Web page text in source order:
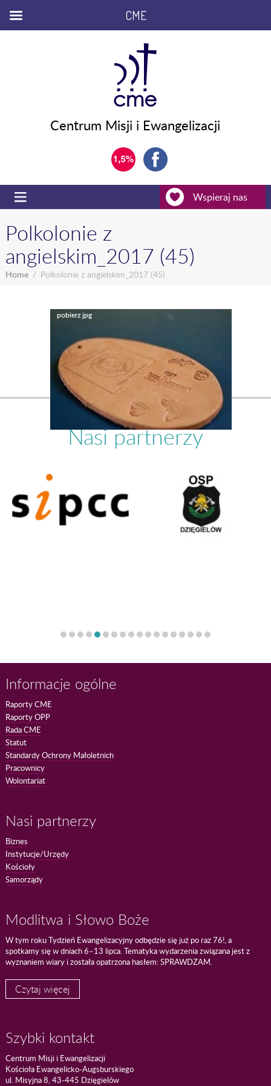
Centrum Misji i Ewangelizacji
Wspieraj nas
Polkolonie z
angielskim_2017 (45)
Home Polkolonie z angielskim_2017 (45)
Nasi partnerzy
Informacje ogólne
Raporty CME
Raporty OPP
Rada CME
Statut
Standardy Ochrony Małoletnich
Pracownicy
Wolontariat
Nasi partnerzy
Biznes
Instytucje/Urzędy
Kościoły
Samorządy
Modlitwa i Słowo Boże
W tym roku Tydzień Ewangelizacyjny odbędzie się już po raz 76!, a
spotkamy się w dniach 6–13 lipca. Tematyka wydarzenia związana jest z
wyznaniem wiary i została opatrzona hasłem: SPRAWDZAM.
Czytaj więcej
Szybki kontakt
Centrum Misji i Ewangelizacji
Kościoła Ewangelicko-Augsburskiego
ul. Misyjna 8, 43-445 Dzięgielów
CME